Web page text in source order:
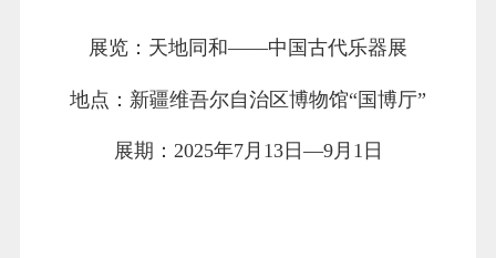
展览：天地同和——中国古代乐器展
地点：新疆维吾尔自治区博物馆“国博厅”
展期：2025年7月13日—9月1日